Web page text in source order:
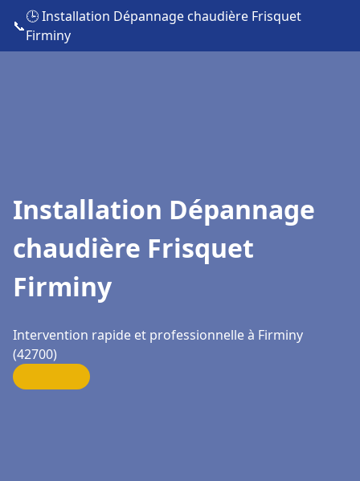
📞
🕒 Installation Dépannage chaudière Frisquet
Firminy
Installation Dépannage
chaudière Frisquet
Firminy
Intervention rapide et professionnelle à Firminy
(42700)